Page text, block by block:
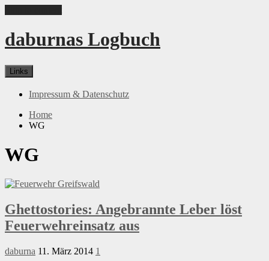
daburnas Logbuch
Links
Impressum & Datenschutz
Home
WG
WG
Ghettostories: Angebrannte Leber löst
Feuerwehreinsatz aus
daburna 11. März 2014 1